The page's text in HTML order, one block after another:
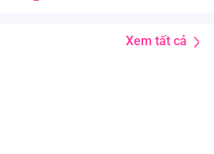
Xem tất cả